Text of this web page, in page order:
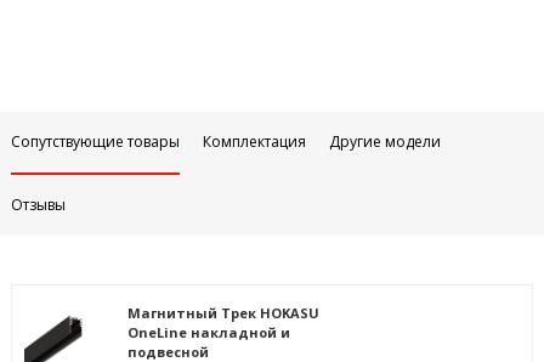
Сопутствующие товары Комплектация Другие модели
Отзывы
Магнитный Трек HOKASU
OneLine накладной и
подвесной